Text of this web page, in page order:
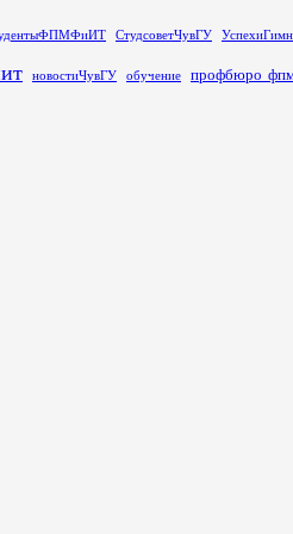
СтудсоветЧувГУ
новостиЧувГУ обучение